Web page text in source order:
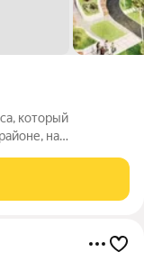
который
на
центр, пляж,